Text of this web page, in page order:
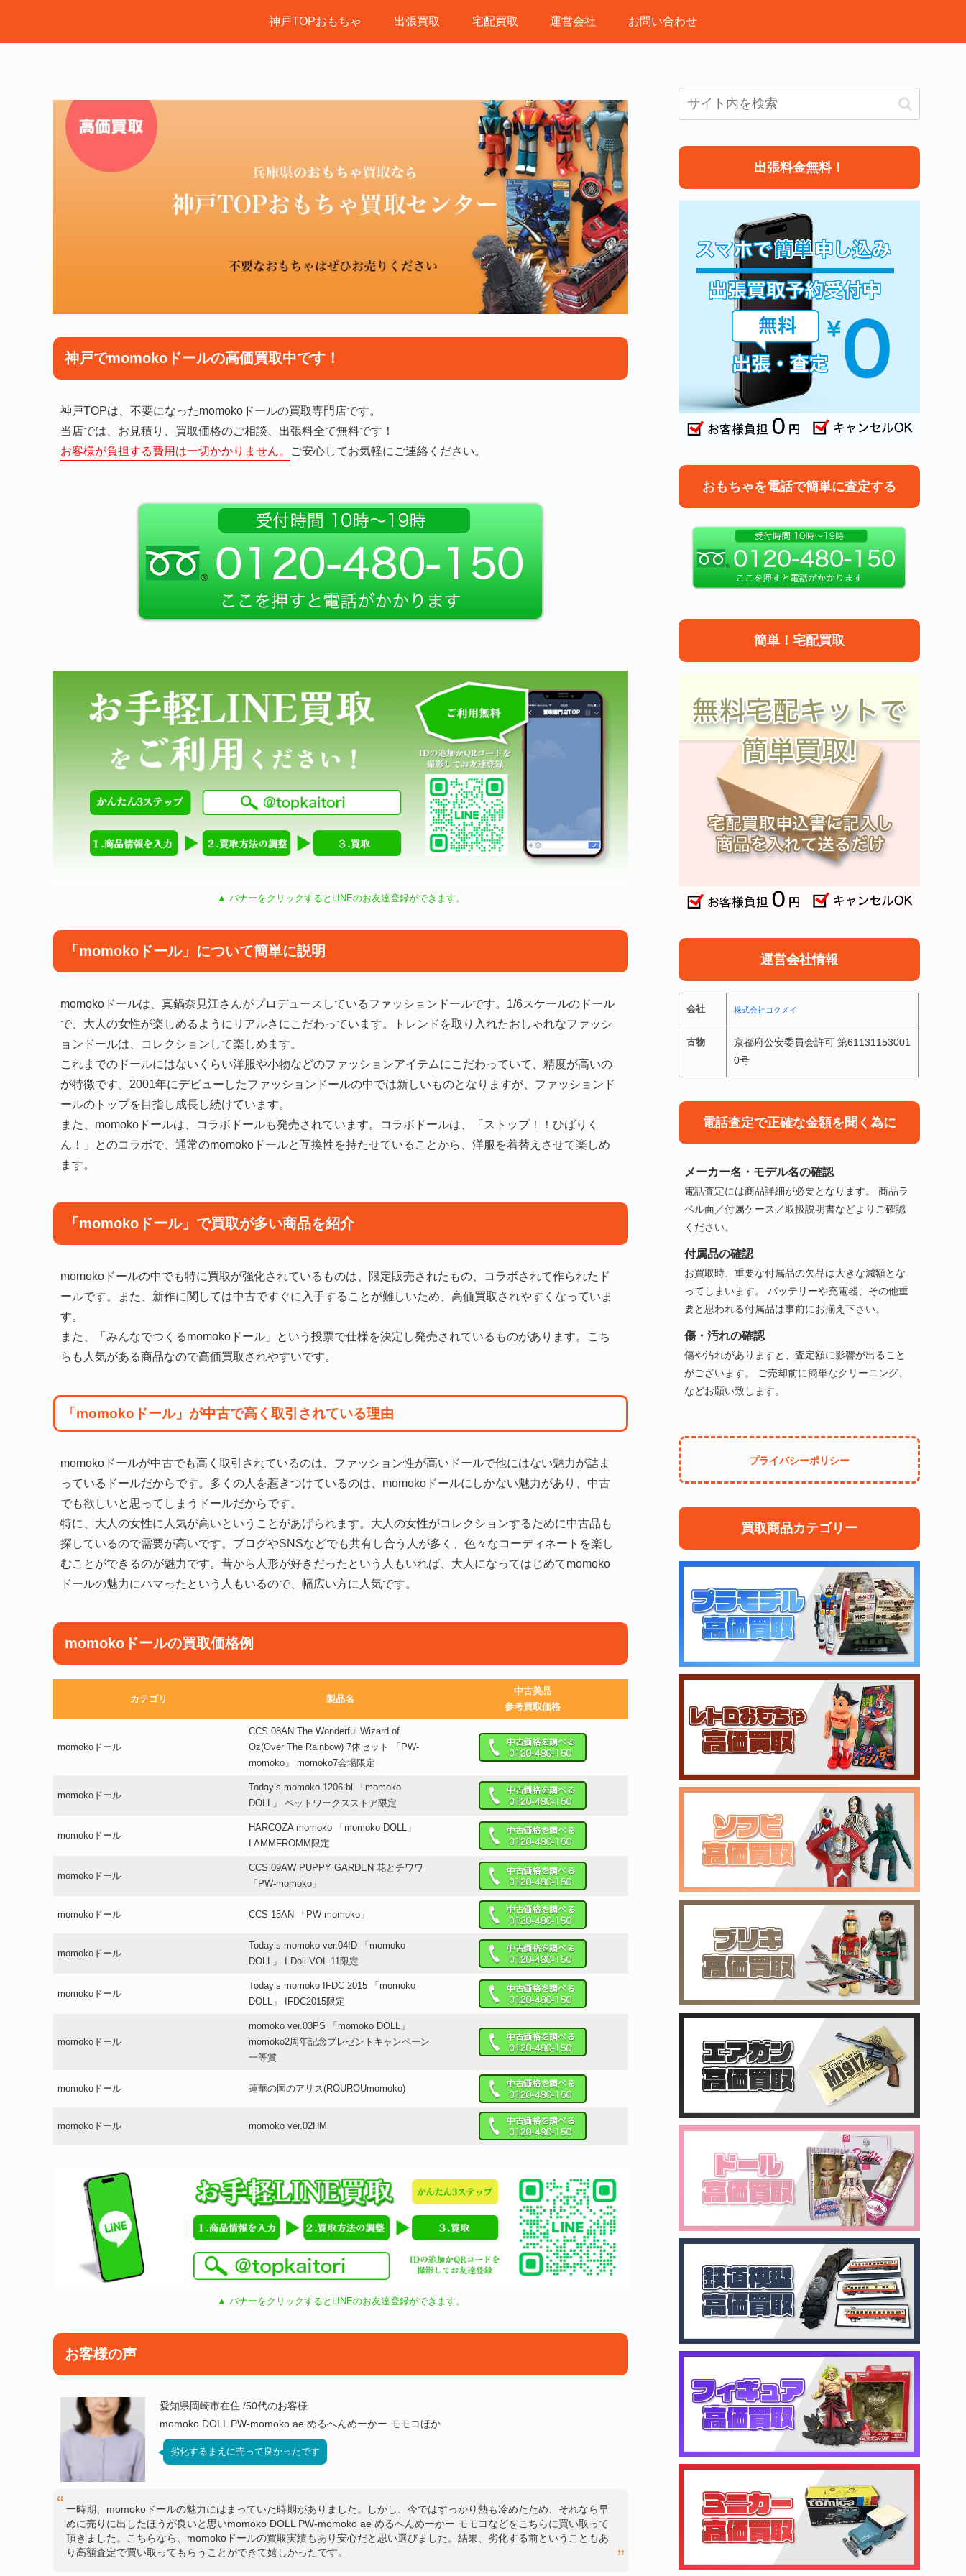
神戸TOPおもちゃ 出張買取 宅配買取 運営会社 お問い合わせ
神戸でmomokoドールの高価買取中です！
神戸TOPは、不要になったmomokoドールの買取専門店です。
当店では、お見積り、買取価格のご相談、出張料全て無料です！
お客様が負担する費用は一切かかりません。
ご安心してお気軽にご連絡ください。
▲ バナーをクリックするとLINEのお友達登録ができます。
「momokoドール」について簡単に説明
momokoドールは、真鍋奈見江さんがプロデュースしているファッションドールです。1/6スケールのドール
で、大人の女性が楽しめるようにリアルさにこだわっています。トレンドを取り入れたおしゃれなファッシ
ョンドールは、コレクションして楽しめます。
これまでのドールにはないくらい洋服や小物などのファッションアイテムにこだわっていて、精度が高いの
が特徴です。2001年にデビューしたファッションドールの中では新しいものとなりますが、ファッションド
ールのトップを目指し成長し続けています。
また、momokoドールは、コラボドールも発売されています。コラボドールは、「ストップ！！ひばりく
ん！」とのコラボで、通常のmomokoドールと互換性を持たせていることから、洋服を着替えさせて楽しめ
ます。
「momokoドール」で買取が多い商品を紹介
momokoドールの中でも特に買取が強化されているものは、限定販売されたもの、コラボされて作られたド
ールです。また、新作に関しては中古ですぐに入手することが難しいため、高価買取されやすくなっていま
す。
また、「みんなでつくるmomokoドール」という投票で仕様を決定し発売されているものがあります。こち
らも人気がある商品なので高価買取されやすいです。
「momokoドール」が中古で高く取引されている理由
momokoドールが中古でも高く取引されているのは、ファッション性が高いドールで他にはない魅力が詰ま
っているドールだからです。多くの人を惹きつけているのは、momokoドールにしかない魅力があり、中古
でも欲しいと思ってしまうドールだからです。
特に、大人の女性に人気が高いということがあげられます。大人の女性がコレクションするために中古品も
探しているので需要が高いです。ブログやSNSなどでも共有し合う人が多く、色々なコーディネートを楽し
むことができるのが魅力です。昔から人形が好きだったという人もいれば、大人になってはじめてmomoko
ドールの魅力にハマったという人もいるので、幅広い方に人気です。
momokoドールの買取価格例
カテゴリ 製品名
中古美品
参考買取価格
momokoドール
CCS 08AN The Wonderful Wizard of
Oz(Over The Rainbow) 7体セット 「PW-
momoko」 momoko7会場限定
momokoドール
Today’s momoko 1206 bl 「momoko
DOLL」 ペットワークスストア限定
momokoドール
HARCOZA momoko 「momoko DOLL」
LAMMFROMM限定
momokoドール
CCS 09AW PUPPY GARDEN 花とチワワ
「PW-momoko」
momokoドール CCS 15AN 「PW-momoko」
momokoドール
Today’s momoko ver.04ID 「momoko
DOLL」 I Doll VOL.11限定
momokoドール
Today’s momoko IFDC 2015 「momoko
DOLL」 IFDC2015限定
momokoドール
momoko ver.03PS 「momoko DOLL」
momoko2周年記念プレゼントキャンペーン
一等賞
momokoドール 蓮華の国のアリス(ROUROUmomoko)
momokoドール momoko ver.02HM
▲ バナーをクリックするとLINEのお友達登録ができます。
お客様の声
愛知県岡崎市在住 /50代のお客様
momoko DOLL PW-momoko ae めるへんめーかー モモコほか
劣化するまえに売って良かったです
一時期、momokoドールの魅力にはまっていた時期がありました。しかし、今ではすっかり熱も冷めたため、それなら早
めに売りに出したほうが良いと思いmomoko DOLL PW-momoko ae めるへんめーかー モモコなどをこちらに買い取って
頂きました。こちらなら、momokoドールの買取実績もあり安心だと思い選びました。結果、劣化する前ということもあ
り高額査定で買い取ってもらうことができて嬉しかったです。
出張料金無料！
おもちゃを電話で簡単に査定する
簡単！宅配買取
運営会社情報
会社 株式会社コクメイ
古物
京都府公安委員会許可 第61131153001
0号
電話査定で正確な金額を聞く為に
メーカー名・モデル名の確認
電話査定には商品詳細が必要となります。 商品ラ
ベル面／付属ケース／取扱説明書などよりご確認
ください。
付属品の確認
お買取時、重要な付属品の欠品は大きな減額とな
ってしまいます。 バッテリーや充電器、その他重
要と思われる付属品は事前にお揃え下さい。
傷・汚れの確認
傷や汚れがありますと、査定額に影響が出ること
がございます。 ご売却前に簡単なクリーニング、
などお願い致します。
プライバシーポリシー
買取商品カテゴリー